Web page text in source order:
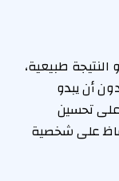
طبيعية،
أن يبدو
على تحسين
على شخصية